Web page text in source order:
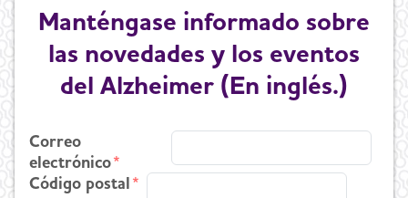
Manténgase informado sobre
las novedades y los eventos
del Alzheimer (En inglés.)
Correo
electrónico
Código postal